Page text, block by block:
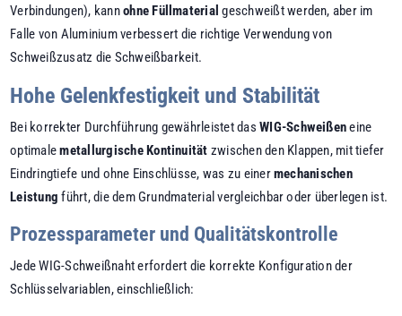
Verbindungen), kannohne Füllmaterial geschweißt werden, aber im
Falle von Aluminium verbessert die richtige Verwendung von
Schweißzusatz die Schweißbarkeit.
Hohe Gelenkfestigkeit und Stabilität
Bei korrekter Durchführung gewährleistet dasWIG-Schweißeneine
optimalemetallurgische Kontinuität zwischen den Klappen, mit tiefer
Eindringtiefe und ohne Einschlüsse, was zu einermechanischen
Leistung führt, die dem Grundmaterial vergleichbar oder überlegen ist.
Prozessparameter und Qualitätskontrolle
Jede WIG-Schweißnaht erfordert die korrekte Konfiguration der
Schlüsselvariablen, einschließlich: